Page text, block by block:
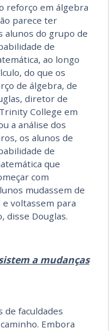
reforço em álgebra
parece ter
alunos do grupo de
de
ao longo
do que os
de álgebra, de
diretor de
College em
a análise dos
os alunos de
de
que
com
mudassem de
e voltassem para
disse Douglas.
a mudanças
de faculdades
Embora